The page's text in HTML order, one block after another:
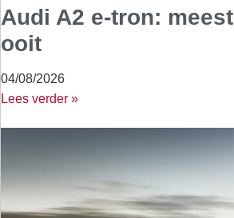
Audi A2 e-tron:
ooit
04/08/2026
Lees verder »